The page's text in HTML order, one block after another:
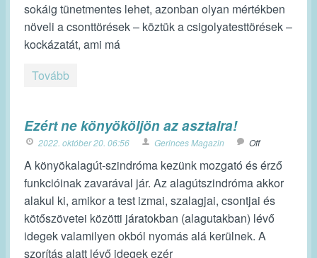
sokáig tünetmentes lehet, azonban olyan mértékben
növeli a csonttörések – köztük a csigolyatesttörések –
kockázatát, ami má
Tovább
Ezért ne könyököljön az asztalra!
2022. október 20. 06:56 Gerinces Magazin Off
A könyökalagút-szindróma kezünk mozgató és érző
funkcióinak zavarával jár. Az alagútszindróma akkor
alakul ki, amikor a test izmai, szalagjai, csontjai és
kötőszövetei közötti járatokban (alagutakban) lévő
idegek valamilyen okból nyomás alá kerülnek. A
szorítás alatt lévő idegek ezér